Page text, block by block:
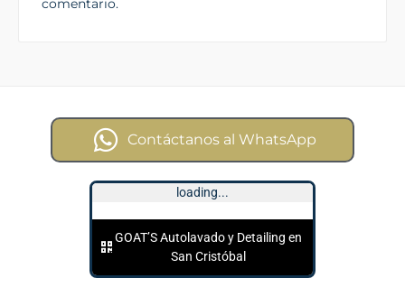
comentario.
Contáctanos al WhatsApp
loading...
GOAT’S Autolavado y Detailing en
San Cristóbal